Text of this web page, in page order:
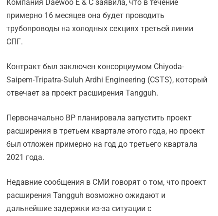
Компания Daewoo E & C заявила, что в течение
примерно 16 месяцев она будет проводить
трубопроводы на холодных секциях третьей линии
СПГ.
Контракт был заключен консорциумом Chiyoda-
Saipem-Tripatra-Suluh Ardhi Engineering (CSTS), который
отвечает за проект расширения Tangguh.
Первоначально BP планировала запустить проект
расширения в третьем квартале этого года, но проект
был отложен примерно на год до третьего квартала
2021 года.
Недавние сообщения в СМИ говорят о том, что проект
расширения Tangguh возможно ожидают и
дальнейшие задержки из-за ситуации с